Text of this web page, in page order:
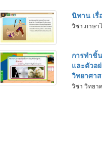
นิทาน เรื่
วิชา ภาษา
การทำชิ้
และตัวอ
วิทยาศา
วิชา วิทยา